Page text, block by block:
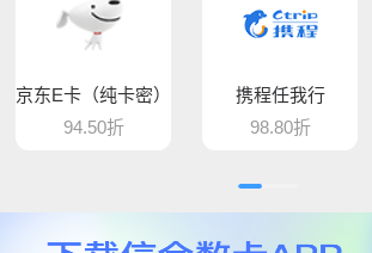
平台新增百商一卡通，销卡较快，欢
您好，肯德基现在是秒处理，欢迎
京东E卡（纯卡密）
94.50折
携程任我行
98.80折